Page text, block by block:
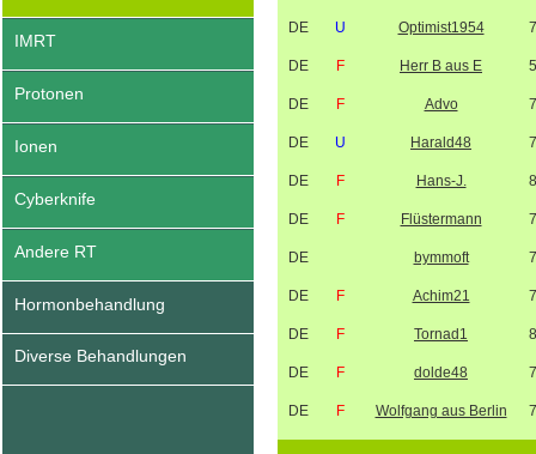
IMRT
Protonen
Ionen
Cyberknife
Andere RT
Hormonbehandlung
Diverse Behandlungen
DE U Optimist1954
DE F Herr B aus E
DE F Advo
DE U Harald48
DE F Hans-J.
DE F Flüstermann
DE bymmoft
DE F Achim21
DE F Tornad1
DE F dolde48
DE F Wolfgang aus Berlin